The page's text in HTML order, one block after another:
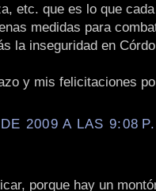
etc. que es lo que
medidas para
la inseguridad en
y mis felicitaciones
2009 A LAS 9:08
porque hay un